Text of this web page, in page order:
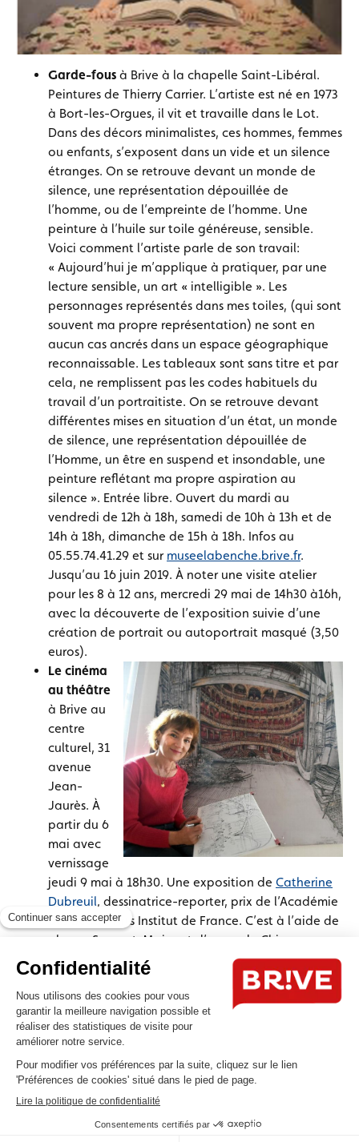
Garde-fous à Brive à la chapelle Saint-Libéral.
Peintures de Thierry Carrier. L’artiste est né en 1973
à Bort-les-Orgues, il vit et travaille dans le Lot.
Dans des décors minimalistes, ces hommes, femmes
ou enfants, s’exposent dans un vide et un silence
étranges. On se retrouve devant un monde de
silence, une représentation dépouillée de
l’homme, ou de l’empreinte de l’homme. Une
peinture à l’huile sur toile généreuse, sensible.
Voici comment l’artiste parle de son travail:
« Aujourd’hui je m’applique à pratiquer, par une
lecture sensible, un art « intelligible ». Les
personnages représentés dans mes toiles, (qui sont
souvent ma propre représentation) ne sont en
aucun cas ancrés dans un espace géographique
reconnaissable. Les tableaux sont sans titre et par
cela, ne remplissent pas les codes habituels du
travail d’un portraitiste. On se retrouve devant
différentes mises en situation d’un état, un monde
de silence, une représentation dépouillée de
l’Homme, un être en suspend et insondable, une
peinture reflétant ma propre aspiration au
silence ». Entrée libre. Ouvert du mardi au
vendredi de 12h à 18h, samedi de 10h à 13h et de
14h à 18h, dimanche de 15h à 18h. Infos au
05.55.74.41.29 et sur museelabenche.brive.fr.
Jusqu’au 16 juin 2019. À noter une visite atelier
pour les 8 à 12 ans, mercredi 29 mai de 14h30 à16h,
avec la découverte de l’exposition suivie d’une
création de portrait ou autoportrait masqué (3,50
euros).
Le cinéma
au théâtre
à Brive au
centre
culturel, 31
avenue
Jean-
Jaurès. À
partir du 6
mai avec
vernissage
jeudi 9 mai à 18h30. Une exposition de Catherine
Dubreuil, dessinatrice-reporter, prix de l’Académie
des Beaux-Arts Institut de France. C’est à l’aide de
plumes Sergent-Major et d’encre de Chine que
Catherine Dubreuil, diplômée de l’École Supérieure
des Arts décoratifs de Paris, a réinventé son métier
de dessinatrice reporter. Cette dessinatrice dans la
grande tradition a été lauréate de la Fondation
de la Vocation à 22 ans, Prix de l’Académie des
s’installe, observe, se fond dans les univers qu’elle
affectionne: plateaux de cinéma, théâtres, villes
ses dessins révéler leurs histoires. Avec cette